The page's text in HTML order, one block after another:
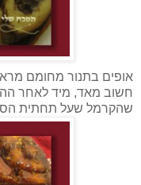
חשוב מאד, מיד לאחר
שהקרמל שעל תחתית